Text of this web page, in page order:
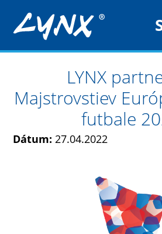
LYNX
Majstrovstiev
futbale
Dátum: 27.04.2022